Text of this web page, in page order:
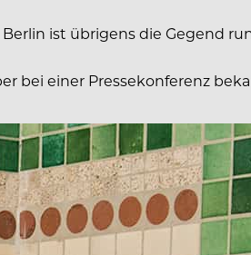
ist übrigens die Gegend
bei einer Pressekonferenz